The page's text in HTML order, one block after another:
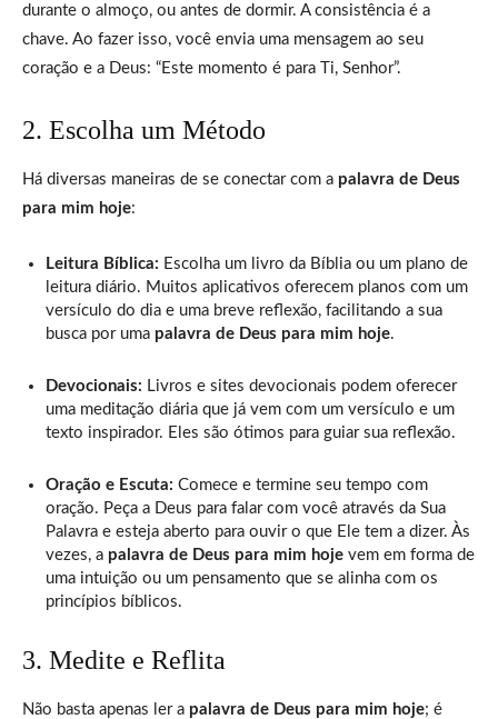
durante o almoço, ou antes de dormir. A consistência é a
chave. Ao fazer isso, você envia uma mensagem ao seu
coração e a Deus: “Este momento é para Ti, Senhor”.
2. Escolha um Método
Há diversas maneiras de se conectar com a palavra de Deus
para mim hoje:
Leitura Bíblica: Escolha um livro da Bíblia ou um plano de
leitura diário. Muitos aplicativos oferecem planos com um
versículo do dia e uma breve reflexão, facilitando a sua
busca por uma palavra de Deus para mim hoje.
Devocionais: Livros e sites devocionais podem oferecer
uma meditação diária que já vem com um versículo e um
texto inspirador. Eles são ótimos para guiar sua reflexão.
Oração e Escuta: Comece e termine seu tempo com
oração. Peça a Deus para falar com você através da Sua
Palavra e esteja aberto para ouvir o que Ele tem a dizer. Às
vezes, a palavra de Deus para mim hoje vem em forma de
uma intuição ou um pensamento que se alinha com os
princípios bíblicos.
3. Medite e Reflita
Não basta apenas ler a palavra de Deus para mim hoje; é